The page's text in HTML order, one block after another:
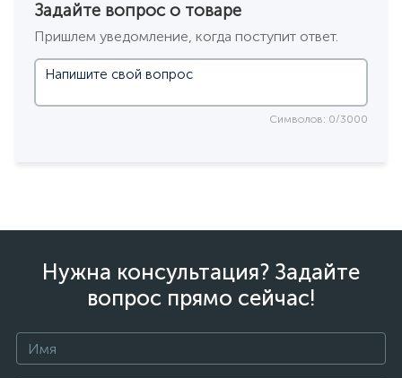
Задайте вопрос о товаре
Пришлем уведомление, когда поступит ответ.
Символов: 0/3000
Нужна консультация? Задайте
вопрос прямо сейчас!